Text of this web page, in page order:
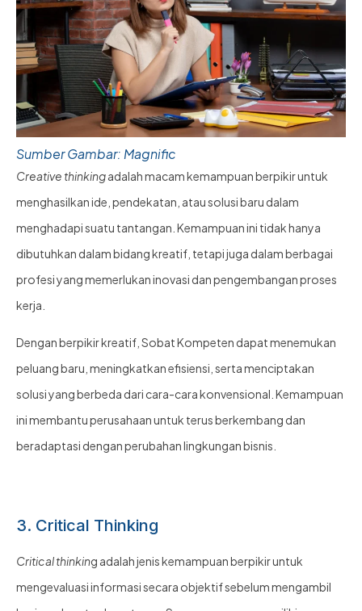
Sumber Gambar: Magnific
Creative thinkingadalah macam kemampuan berpikir untuk
menghasilkan ide, pendekatan, atau solusi baru dalam
menghadapi suatu tantangan. Kemampuan ini tidak hanya
dibutuhkan dalam bidang kreatif, tetapi juga dalam berbagai
profesi yang memerlukan inovasi dan pengembangan proses
kerja.
Dengan berpikir kreatif, Sobat Kompeten dapat menemukan
peluang baru, meningkatkan efisiensi, serta menciptakan
solusi yang berbeda dari cara-cara konvensional. Kemampuan
ini membantu perusahaan untuk terus berkembang dan
beradaptasi dengan perubahan lingkungan bisnis.
3. Critical Thinking
Critical thinking adalah jenis kemampuan berpikir untuk
mengevaluasi informasi secara objektif sebelum mengambil